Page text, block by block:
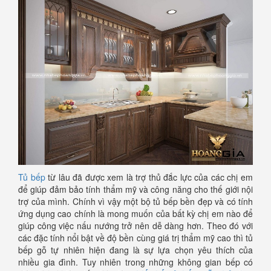
Tủ bếptừ lâu đã được xem là trợ thủ đắc lực của các chị em
để giúp đảm bảo tính thẩm mỹ và công năng cho thế giới nội
trợ của mình. Chính vì vậy một bộ tủ bếp bền đẹp và có tính
ứng dụng cao chính là mong muốn của bất kỳ chị em nào để
giúp công việc nấu nướng trở nên dễ dàng hơn. Theo đó với
các đặc tính nổi bật về độ bền cùng giá trị thẩm mỹ cao thì tủ
bếp gỗ tự nhiên hiện đang là sự lựa chọn yêu thích của
nhiều gia đình. Tuy nhiên trong những không gian bếp có